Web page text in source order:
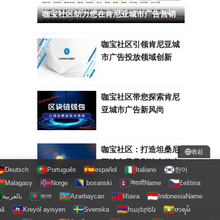
咖宝社区助力您在肯尼亚城市广告营销
咖宝社区引领肯尼亚城
市广告投放领域创新
咖宝社区带您探索肯尼
亚城市广告新风尚
咖宝社区：打造坦桑尼
告投放活动
收起
Deutsch Português español Italiano
한어
Malagasy
Norge bosanski नेपालीName
čeština
بالعربية
বাংলা Azərbaycan lifiava
IndonesiaName
Kreyòl ayisyen Svenska հայերեն
ဗာရမ်